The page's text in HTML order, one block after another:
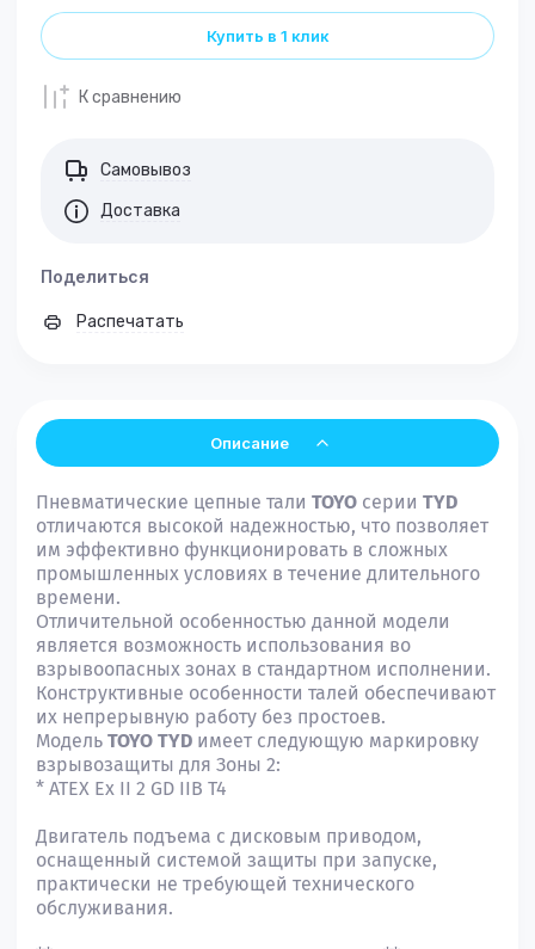
Купить в 1 клик
К сравнению
Самовывоз
Доставка
Поделиться
Распечатать
Описание
Пневматические цепные тали TOYO серии TYD
отличаются высокой надежностью, что позволяет
им эффективно функционировать в сложных
промышленных условиях в течение длительного
времени.
Отличительной особенностью данной модели
является возможность использования во
взрывоопасных зонах в стандартном исполнении.
Конструктивные особенности талей обеспечивают
их непрерывную работу без простоев.
Модель TOYO TYD имеет следующую маркировку
взрывозащиты для Зоны 2:
* ATEX Ex II 2 GD IIB T4
Двигатель подъема с дисковым приводом,
оснащенный системой защиты при запуске,
практически не требующей технического
обслуживания.